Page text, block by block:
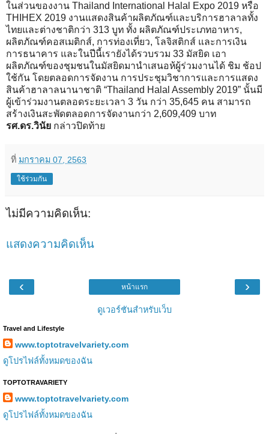
ในส่วนของงาน Thailand International Halal Expo 2019 หรือ
THIHEX 2019 งานแสดงสินค้าผลิตภัณฑ์และบริการฮาลาลทั้ง
ไทยและต่างชาติกว่า 313 บูท ทั้ง ผลิตภัณฑ์ประเภทอาหาร,
ผลิตภัณฑ์คอสเมติกส์, การท่องเที่ยว, โลจิสติกส์ และการเงิน
การธนาคาร และในปีนี้เรายังได้รวบรวม 33 มัสยิด เอา
ผลิตภัณฑ์ของชุมชนในมัสยิดมานำเสนอห้ผู้ร่วมงานได้ ชิม ช้อป
ใช้กัน โดยตลอดการจัดงาน การประชุมวิชาการและการแสดง
สินค้าฮาลาลนานาชาติ “Thailand Halal Assembly 2019” นั้นมี
ผู้เข้าร่วมงานตลอดระยะเวลา 3 วัน กว่า 35,645 คน สามารถ
สร้างเงินสะพัดตลอดการจัดงานกว่า 2,609,409 บาท
รศ.ดร.วินัย กล่าวปิดท้าย
ที่ มกราคม 07, 2563
ใช้ร่วมกัน
ไม่มีความคิดเห็น:
แสดงความคิดเห็น
‹ ›
หน้าแรก
ดูเวอร์ชันสำหรับเว็บ
Travel and Lifestyle
www.toptotravelvariety.com
ดูโปรไฟล์ทั้งหมดของฉัน
TOPTOTRAVARIETY
www.toptotravelvariety.com
ดูโปรไฟล์ทั้งหมดของฉัน